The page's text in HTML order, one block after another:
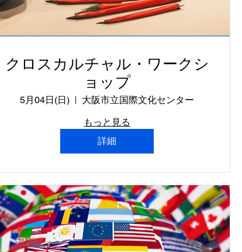
クロスカルチャル・ワークシ
ョップ
5月04日(日)
大阪市立国際文化センター
もっと見る
詳細